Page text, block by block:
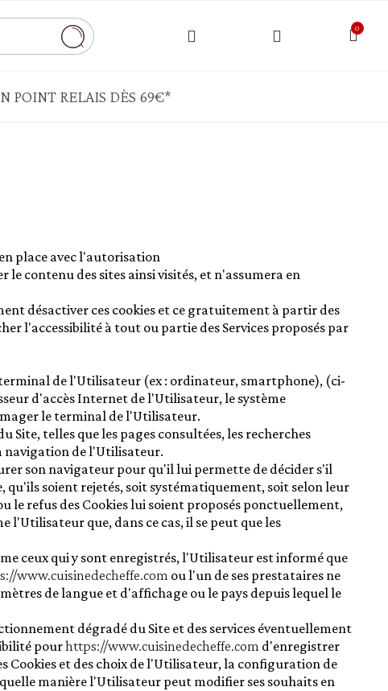
Moutarde - mayonnaise - ketchup
Sauce tomate - pesto - crème de légumes
HUILES - VINAIGRE - ÉPICES
Vinaigres
POINT RELAIS DÈS 69€*
place avec l'autorisation
le contenu des sites ainsi visités, et n'assumera en
désactiver ces cookies et ce gratuitement à partir des
l'accessibilité à tout ou partie des Services proposés par
de l'Utilisateur (ex : ordinateur, smartphone), (ci-
d'accès Internet de l'Utilisateur, le système
le terminal de l'Utilisateur.
telles que les pages consultées, les recherches
navigation de l'Utilisateur.
son navigateur pour qu'il lui permette de décider s'il
qu'ils soient rejetés, soit systématiquement, soit selon leur
refus des Cookies lui soient proposés ponctuellement,
l'Utilisateur que, dans ce cas, il se peut que les
ceux qui y sont enregistrés, l'Utilisateur est informé que
www.cuisinedecheffe.com ou l'un de ses prestataires ne
de langue et d'affichage ou le pays depuis lequel le
dégradé du Site et des services éventuellement
pourhttps://www.cuisinedecheffe.com d'enregistrer
Cookies et des choix de l'Utilisateur, la configuration de
manière l'Utilisateur peut modifier ses souhaits en